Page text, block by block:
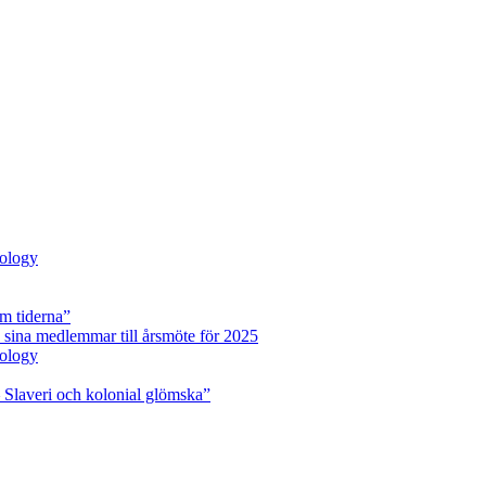
tiderna”
medlemmar till årsmöte för 2025
och kolonial glömska”